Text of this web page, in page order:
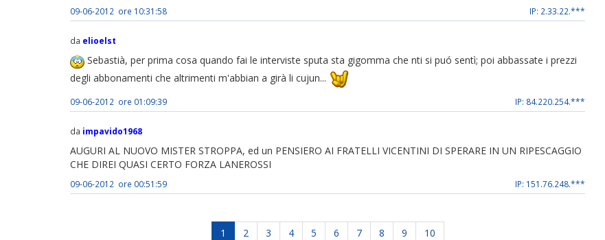
09-06-2012 ore 10:31:58 IP: 2.33.22.***
da elioelst
Sebastià, per prima cosa quando fai le interviste sputa sta gigomma che nti si puó sentì; poi abbassate i prezzi
degli abbonamenti che altrimenti m'abbian a girà li cujun...
09-06-2012 ore 01:09:39 IP: 84.220.254.***
da impavido1968
AUGURI AL NUOVO MISTER STROPPA, ed un PENSIERO AI FRATELLI VICENTINI DI SPERARE IN UN RIPESCAGGIO
CHE DIREI QUASI CERTO FORZA LANEROSSI
09-06-2012 ore 00:51:59 IP: 151.76.248.***
1 2 3 4 5 6 7 8 9 10